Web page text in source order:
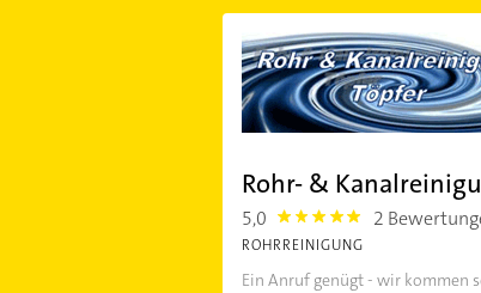
Rohr- &
5,0 5.0 2
ROHRREINIGUNG
Ein Anruf genügt - wir kommen